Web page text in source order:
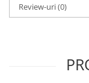
Review-uri(0)